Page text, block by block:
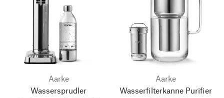
Aarke
Wassersprudler
Aarke
Wasserfilterkanne Purifier